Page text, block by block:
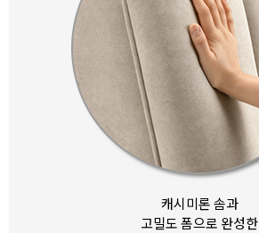
캐시미론 솜과
고밀도 폼으로 완성한